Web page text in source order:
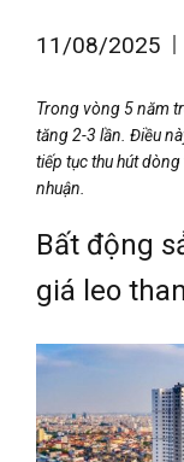
11/08/2025
Trong vòng 5 năm
tăng 2-3 lần. Điều
tiếp tục thu hút
nhuận.
Bất động
giá leo